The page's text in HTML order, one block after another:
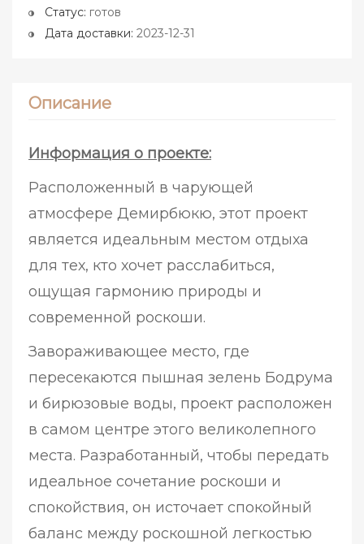
Статус: готов
Дата доставки: 2023-12-31
Описание
Информация о проекте:
Расположенный в чарующей
атмосфере Демирбюкю, этот проект
является идеальным местом отдыха
для тех, кто хочет расслабиться,
ощущая гармонию природы и
современной роскоши.
Завораживающее место, где
пересекаются пышная зелень Бодрума
и бирюзовые воды, проект расположен
в самом центре этого великолепного
места. Разработанный, чтобы передать
идеальное сочетание роскоши и
спокойствия, он источает спокойный
баланс между роскошной легкостью